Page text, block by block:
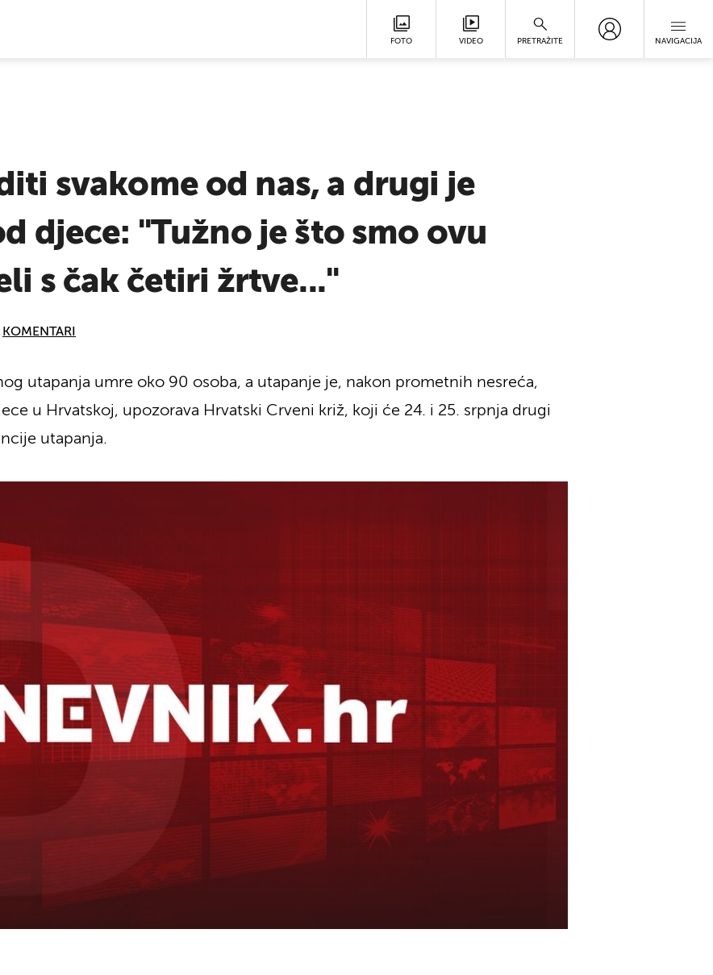
FOTO VIDEO PRETRAŽITE NAVIGACIJA
svakome od nas, a drugi je
djece: ''Tužno je što smo ovu
s čak četiri žrtve...''
KOMENTARI
utapanja umre oko 90 osoba, a utapanje je, nakon prometnih nesreća,
u Hrvatskoj, upozorava Hrvatski Crveni križ, koji će 24. i 25. srpnja drugi
utapanja.